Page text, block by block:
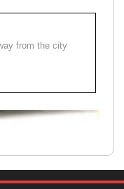
from the city